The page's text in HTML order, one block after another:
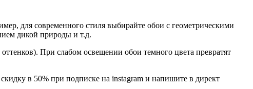
для современного стиля выбирайте обои с геометрическими
дикой природы и т.д.
При слабом освещении обои темного цвета превратят
в 50% при подписке на instagram и напишите в директ